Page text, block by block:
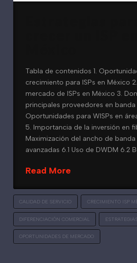
Tabla de contenidos 1.
crecimiento para ISPs en México
mercado de ISPs en México 3.
principales proveedores en banda
Oportunidades para WISPs en
5. Importancia de la inversión en
Maximización del ancho de
avanzadas 6.1 Uso de DWDM 6.2
Read More
CALIDAD DE SERVICIO CRECIMIENTO ISP
DIFERENCIACIÓN COMERCIAL
OPORTUNIDADES DE MERCADO